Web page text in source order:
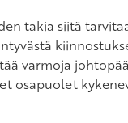
takia siitä
varmoja
osapuolet